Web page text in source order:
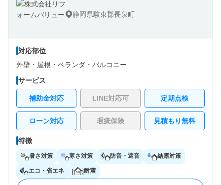
静岡県駿東郡長泉町
対応部位
外壁・ 屋根・ ベランダ・バルコニー
サービス
補助金対応 LINE対応可 定期点検
ローン対応 瑕疵保険 見積もり無料
特徴
暑さ対策 寒さ対策 防音・遮音 結露対策
エコ・省エネ 耐震